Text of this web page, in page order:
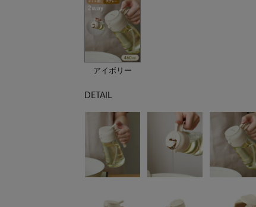
アイボリー
DETAIL